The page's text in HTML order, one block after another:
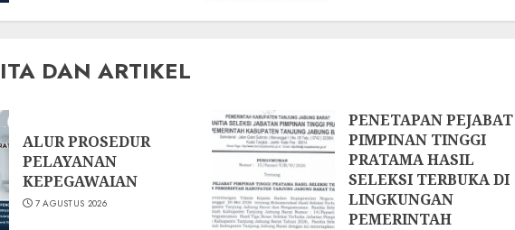
DAN ARTIKEL
ALUR PROSEDUR
PELAYANAN
KEPEGAWAIAN
7 AGUSTUS 2026
PENETAPAN PEJABAT
PIMPINAN TINGGI
PRATAMA HASIL
SELEKSI TERBUKA DI
LINGKUNGAN
PEMERINTAH